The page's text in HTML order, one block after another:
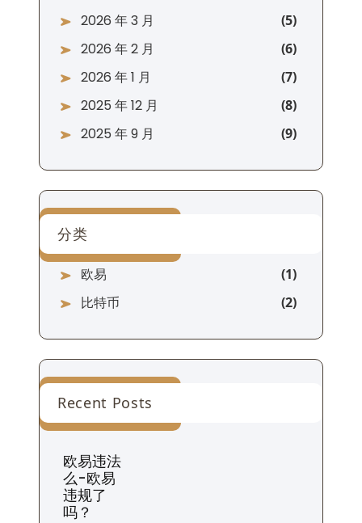
2026 年 3 月
2026 年 2 月
2026 年 1 月
2025 年 12 月
2025 年 9 月
分类
欧易
比特币
Recent Posts
欧易违法
么-欧易
违规了
吗？